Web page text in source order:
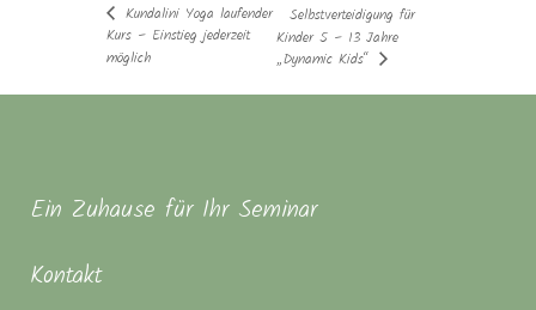
Kundalini Yoga laufender
Kurs – Einstieg jederzeit
möglich
Selbstverteidigung für
Kinder 5 – 13 Jahre
„Dynamic Kids“
Ein Zuhause für Ihr Seminar
Kontakt